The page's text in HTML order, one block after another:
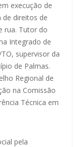
execução de
de direitos de
rua. Tutor do
Integrado de
supervisor da
de Palmas.
Regional de
na Comissão
Técnica em
pela